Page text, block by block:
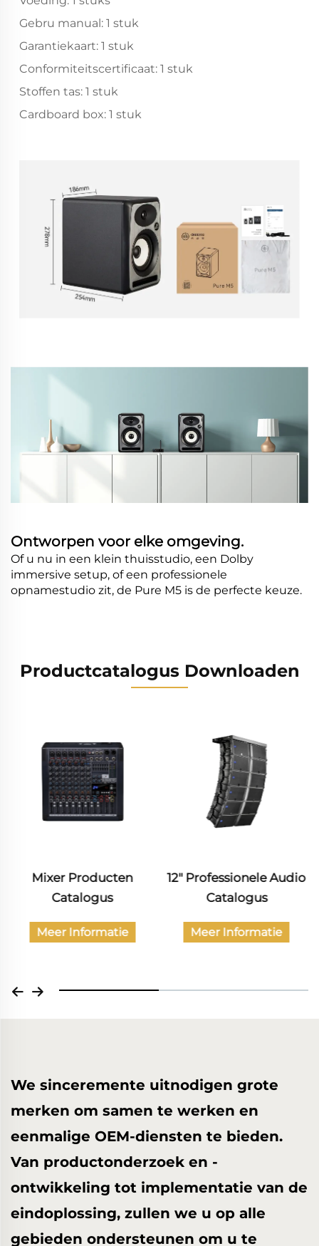
Gebru manual: 1 stuk
Garantiekaart: 1 stuk
Conformiteitscertificaat: 1 stuk
Stoffen tas: 1 stuk
Cardboard box: 1 stuk
Ontworpen voor elke omgeving.
Of u nu in een klein thuisstudio, een Dolby
immersive setup, of een professionele
opnamestudio zit, de Pure M5 is de perfecte keuze.
Productcatalogus Downloaden
12" Professionele Audio
Catalogus
Meer Informatie
Catalogus van
burgerlijke audio-
We sinceremente uitnodigen grote
merken om samen te werken en
eenmalige OEM-diensten te bieden.
Van productonderzoek en -
ontwikkeling tot implementatie van de
eindoplossing, zullen we u op alle
gebieden ondersteunen om u te